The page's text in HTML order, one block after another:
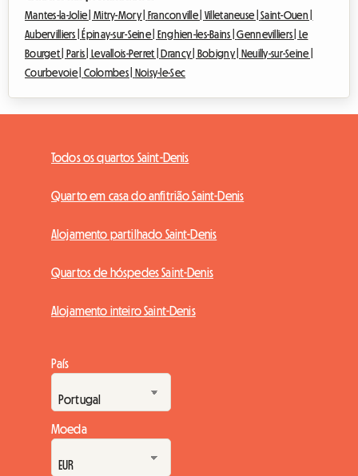
Mantes-la-Jolie |Mitry-Mory | Franconville | Villetaneuse |Saint-Ouen |
Aubervilliers |Épinay-sur-Seine | Enghien-les-Bains |Gennevilliers | Le
Bourget | Paris |Levallois-Perret |Drancy | Bobigny | Neuilly-sur-Seine |
Courbevoie | Colombes | Noisy-le-Sec
Todos os quartos Saint-Denis
Quarto em casa do anfitrião Saint-Denis
Alojamento partilhado Saint-Denis
Quartos de hóspedes Saint-Denis
Alojamento inteiro Saint-Denis
País
Moeda